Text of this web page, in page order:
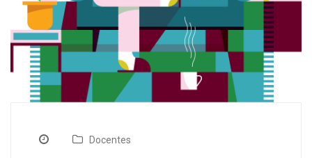
Docentes